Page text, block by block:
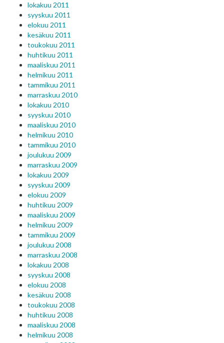
lokakuu 2011
syyskuu 2011
elokuu 2011
kesäkuu 2011
toukokuu 2011
huhtikuu 2011
maaliskuu 2011
helmikuu 2011
tammikuu 2011
marraskuu 2010
lokakuu 2010
syyskuu 2010
maaliskuu 2010
helmikuu 2010
tammikuu 2010
joulukuu 2009
marraskuu 2009
lokakuu 2009
syyskuu 2009
elokuu 2009
huhtikuu 2009
maaliskuu 2009
helmikuu 2009
tammikuu 2009
joulukuu 2008
marraskuu 2008
lokakuu 2008
syyskuu 2008
elokuu 2008
kesäkuu 2008
toukokuu 2008
huhtikuu 2008
maaliskuu 2008
helmikuu 2008